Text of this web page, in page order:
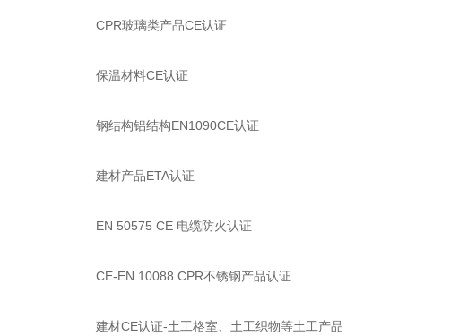
CPR玻璃类产品CE认证
保温材料CE认证
钢结构铝结构EN1090CE认证
建材产品ETA认证
EN 50575 CE 电缆防火认证
CE-EN 10088 CPR不锈钢产品认证
建材CE认证-土工格室、土工织物等土工产品